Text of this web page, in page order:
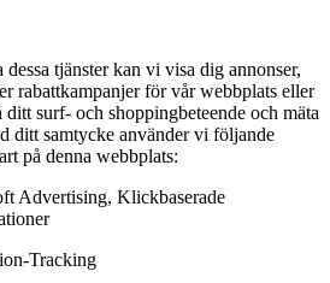
dessa tjänster kan vi visa dig annonser,
rabattkampanjer för vår webbplats eller
ditt surf- och shoppingbeteende och mäta
ditt samtycke använder vi följande
på denna webbplats:
Advertising, Klickbaserade
Tracking